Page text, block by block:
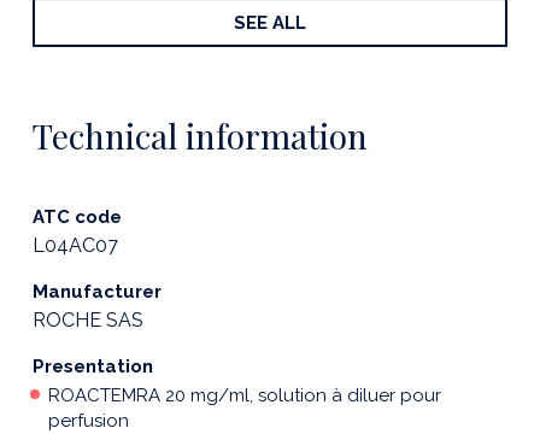
SEE ALL
Technical information
ATC code
L04AC07
Manufacturer
ROCHE SAS
Presentation
ROACTEMRA 20 mg/ml, solution à diluer pour
perfusion